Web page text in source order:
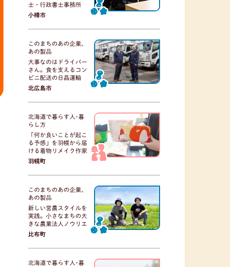
士・行政書士事務所
小樽市
このまちのあの企業、
あの製品
大事なのはドライバー
さん。食を支えるコン
ビニ配送の日晶運輸
北広島市
北海道で暮らす人･暮
らし方
「何か良いことが起こ
る予感」を羽幌から届
ける着物リメイク作家
羽幌町
このまちのあの企業、
あの製品
新しい営農スタイルを
実践。小さなまちの大
きな農業法人ノウリエ
比布町
北海道で暮らす人･暮